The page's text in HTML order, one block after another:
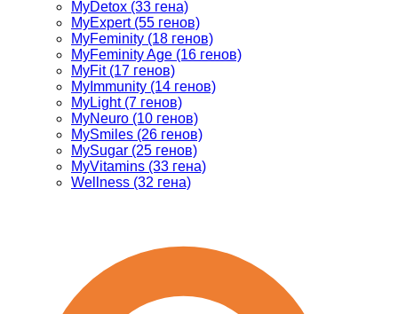
MyDetox (33 гена)
MyExpert (55 генов)
MyFeminity (18 генов)
MyFeminity Age (16 генов)
MyFit (17 генов)
MyImmunity (14 генов)
MyLight (7 генов)
MyNeuro (10 генов)
MySmiles (26 генов)
MySugar (25 генов)
MyVitamins (33 гена)
Wellness (32 гена)